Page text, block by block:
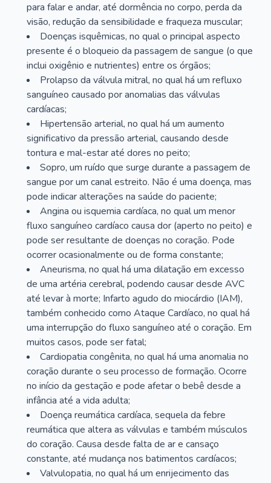
para falar e andar, até dormência no corpo, perda da
visão, redução da sensibilidade e fraqueza muscular;
Doenças isquêmicas, no qual o principal aspecto
presente é o bloqueio da passagem de sangue (o que
inclui oxigênio e nutrientes) entre os órgãos;
Prolapso da válvula mitral, no qual há um refluxo
sanguíneo causado por anomalias das válvulas
cardíacas;
Hipertensão arterial, no qual há um aumento
significativo da pressão arterial, causando desde
tontura e mal-estar até dores no peito;
Sopro, um ruído que surge durante a passagem de
sangue por um canal estreito. Não é uma doença, mas
pode indicar alterações na saúde do paciente;
Angina ou isquemia cardíaca, no qual um menor
fluxo sanguíneo cardíaco causa dor (aperto no peito) e
pode ser resultante de doenças no coração. Pode
ocorrer ocasionalmente ou de forma constante;
Aneurisma, no qual há uma dilatação em excesso
de uma artéria cerebral, podendo causar desde AVC
até levar à morte; Infarto agudo do miocárdio (IAM),
também conhecido como Ataque Cardíaco, no qual há
uma interrupção do fluxo sanguíneo até o coração. Em
muitos casos, pode ser fatal;
Cardiopatia congênita, no qual há uma anomalia no
coração durante o seu processo de formação. Ocorre
no início da gestação e pode afetar o bebê desde a
infância até a vida adulta;
Doença reumática cardíaca, sequela da febre
reumática que altera as válvulas e também músculos
do coração. Causa desde falta de ar e cansaço
constante, até mudança nos batimentos cardíacos;
Valvulopatia, no qual há um enrijecimento das